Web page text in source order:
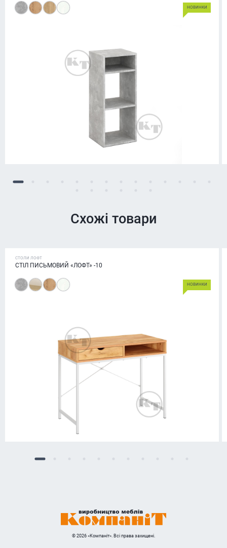
НОВИНКИ
Схожі товари
СТОЛИ ЛОФТ
СТІЛ ПИСЬМОВИЙ «ЛОФТ» -10
НОВИНКИ
© 2026 «Компаніт». Всі права захищені.